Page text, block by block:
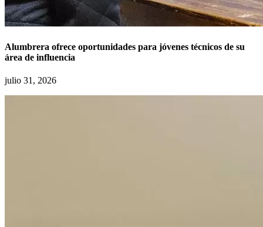
Alumbrera ofrece oportunidades para jóvenes técnicos de su
área de influencia
julio 31, 2026